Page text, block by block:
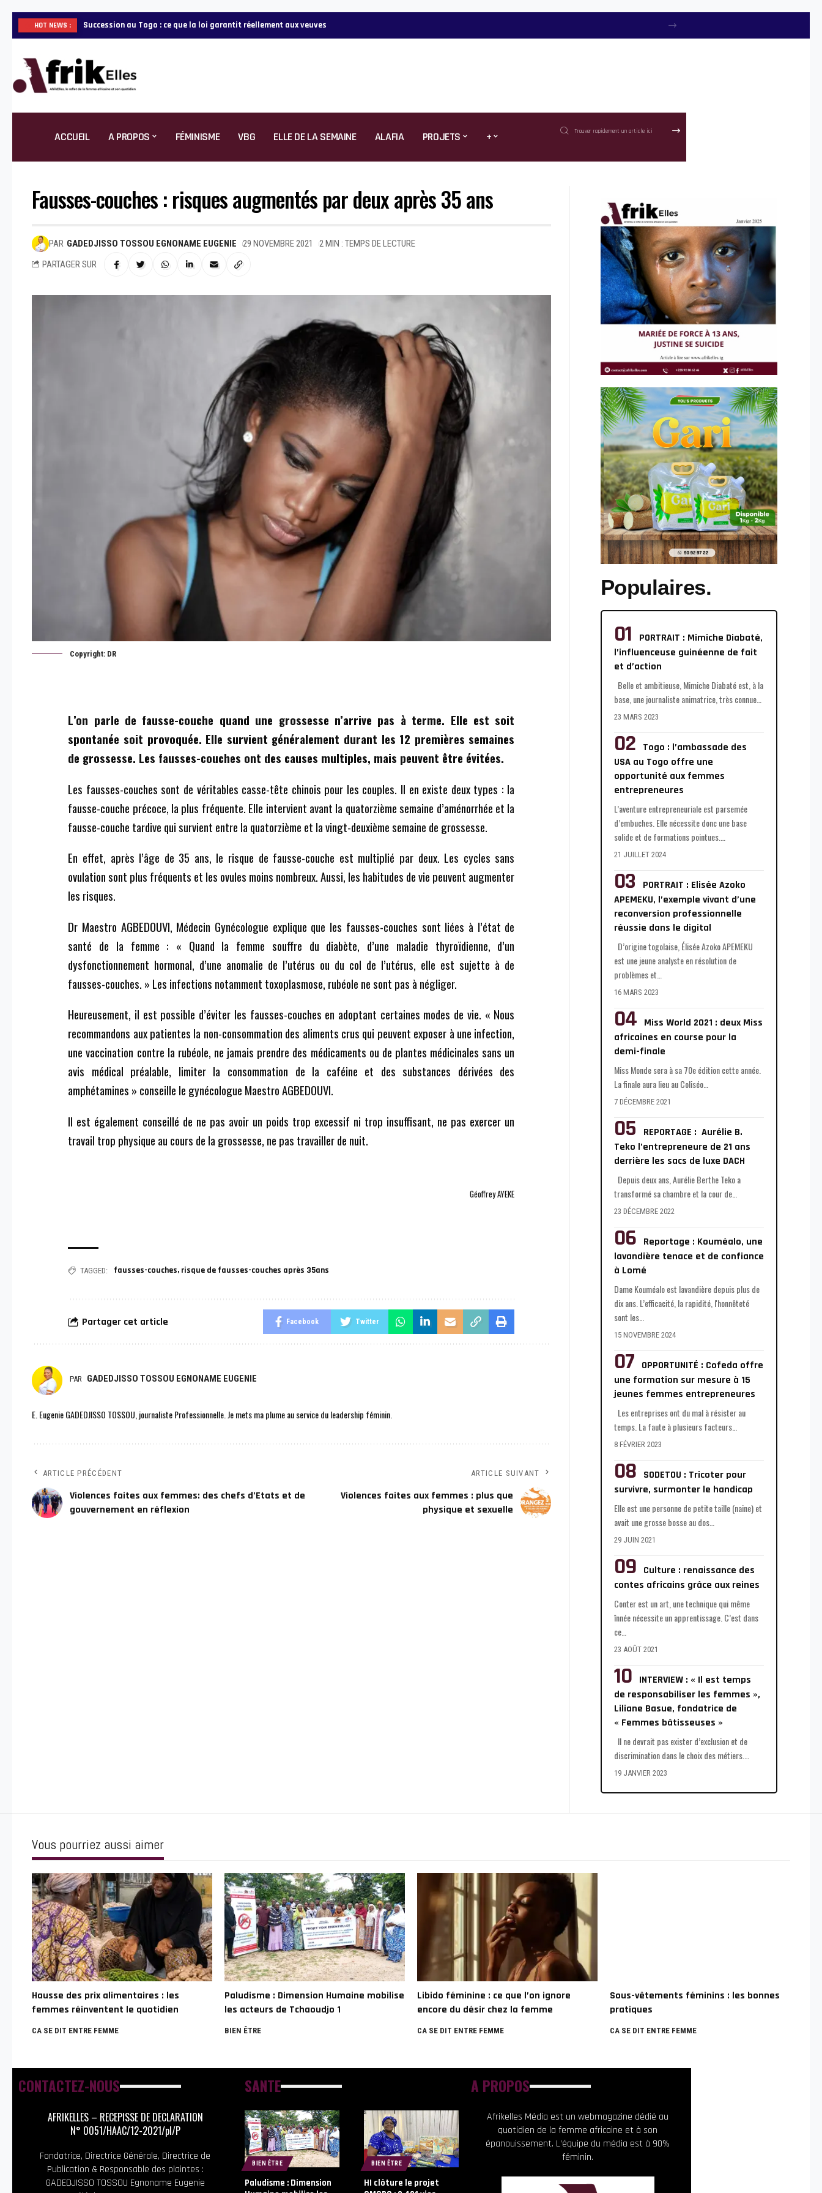
HOT NEWS : Mobilengue Waldja : sentinelle du patrimoine culturel togolais
ACCUEIL A PROPOS FÉMINISME VBG ELLE DE LA SEMAINE ALAFIA PROJETS +
Fausses-couches : risques augmentés par deux après 35 ans
PAR GADEDJISSO TOSSOU EGNONAME EUGENIE 29 NOVEMBRE 2021
2 MIN : TEMPS DE LECTURE
PARTAGER SUR
Copyright: DR
L’on parle de fausse-couche quand une grossesse n’arrive pas à terme. Elle est soit
spontanée soit provoquée. Elle survient généralement durant les 12 premières semaines
de grossesse. Les fausses-couches ont des causes multiples, mais peuvent être évitées.
Les fausses-couches sont de véritables casse-tête chinois pour les couples. Il en existe deux types : la
fausse-couche précoce, la plus fréquente. Elle intervient avant la quatorzième semaine d’aménorrhée et la
fausse-couche tardive qui survient entre la quatorzième et la vingt-deuxième semaine de grossesse.
En effet, après l’âge de 35 ans, le risque de fausse-couche est multiplié par deux. Les cycles sans
ovulation sont plus fréquents et les ovules moins nombreux. Aussi, les habitudes de vie peuvent augmenter
les risques.
Dr Maestro AGBEDOUVI, Médecin Gynécologue explique que les fausses-couches sont liées à l’état de
santé de la femme : « Quand la femme souffre du diabète, d’une maladie thyroïdienne, d’un
dysfonctionnement hormonal, d’une anomalie de l’utérus ou du col de l’utérus, elle est sujette à de
fausses-couches. » Les infections notamment toxoplasmose, rubéole ne sont pas à négliger.
Heureusement, il est possible d’éviter les fausses-couches en adoptant certaines modes de vie. « Nous
recommandons aux patientes la non-consommation des aliments crus qui peuvent exposer à une infection,
une vaccination contre la rubéole, ne jamais prendre des médicaments ou de plantes médicinales sans un
avis médical préalable, limiter la consommation de la caféine et des substances dérivées des
amphétamines » conseille le gynécologue Maestro AGBEDOUVI.
Il est également conseillé de ne pas avoir un poids trop excessif ni trop insuffisant, ne pas exercer un
travail trop physique au cours de la grossesse, ne pas travailler de nuit.
Géoffrey AYEKE
TAGGED: fausses-couches, risque de fausses-couches après 35ans
Partager cet article Facebook Twitter
PAR GADEDJISSO TOSSOU EGNONAME EUGENIE
E. Eugenie GADEDJISSO TOSSOU, journaliste Professionnelle. Je mets ma plume au service du leadership féminin.
ARTICLE PRÉCÉDENT
Violences faites aux femmes: des chefs d’Etats et de
gouvernement en réflexion
ARTICLE SUIVANT
Violences faites aux femmes : plus que
physique et sexuelle
Populaires.
PORTRAIT : Mimiche Diabaté,
l’influenceuse guinéenne de fait
et d’action
Belle et ambitieuse, Mimiche Diabaté est, à la
base, une journaliste animatrice, très connue…
23 MARS 2023
Togo : l’ambassade des
USA au Togo offre une
opportunité aux femmes
entrepreneures
L’aventure entrepreneuriale est parsemée
d’embuches. Elle nécessite donc une base
solide et de formations pointues.
21 JUILLET 2024
PORTRAIT : Elisée Azoko
APEMEKU, l’exemple vivant d’une
reconversion professionnelle
réussie dans le digital
D’origine togolaise, Élisée Azoko APEMEKU
est une jeune analyste en résolution de
problèmes et
16 MARS 2023
Miss World 2021 : deux Miss
africaines en course pour la
demi-finale
Miss Monde sera à sa 70e édition cette année.
La finale aura lieu au Coliséo…
7 DÉCEMBRE 2021
REPORTAGE : Aurélie B.
Teko l’entrepreneure de 21 ans
derrière les sacs de luxe DACH
Depuis deux ans, Aurélie Berthe Teko a
transformé sa chambre et la cour de…
23 DÉCEMBRE 2022
Reportage : Kouméalo, une
lavandière tenace et de confiance
à Lomé
Dame Kouméalo est lavandière depuis plus de
dix ans. L’efficacité, la rapidité, l'honnêteté
sont les…
15 NOVEMBRE 2024
OPPORTUNITÉ : Cofeda offre
une formation sur mesure à 15
jeunes femmes entrepreneures
Les entreprises ont du mal à résister au
temps. La faute à plusieurs facteurs…
8 FÉVRIER 2023
SODETOU : Tricoter pour
survivre, surmonter le handicap
Elle est une personne de petite taille (naine) et
avait une grosse bosse au dos…
29 JUIN 2021
Culture : renaissance des
contes africains grâce aux reines
Conter est un art, une technique qui même
înnée nécessite un apprentissage. C’est dans
ce…
23 AOÛT 2021
INTERVIEW : « Il est temps
de responsabiliser les femmes »,
Liliane Basue, fondatrice de
« Femmes bâtisseuses »
Il ne devrait pas exister d’exclusion et de
discrimination dans le choix des métiers.
19 JANVIER 2023
Vous pourriez aussi aimer
Hausse des prix alimentaires : les
femmes réinventent le quotidien
CA SE DIT ENTRE FEMME
Paludisme : Dimension Humaine mobilise
les acteurs de Tchaoudjo 1
BIEN ÊTRE
Libido féminine : ce que l’on ignore
encore du désir chez la femme
CA SE DIT ENTRE FEMME
Sous-vêtements féminins : les bonnes
pratiques
CA SE DIT ENTRE FEMME
CONTACTEZ-NOUS
AFRIKELLES – RECEPISSE DE DECLARATION
N° 0051/HAAC/12-2021/pl/P
Fondatrice, Directrice Générale, Directrice de
Publication & Responsable des plaintes :
GADEDJISSO TOSSOU Egnoname Eugenie
SANTE
BIEN ÊTRE
Paludisme : Dimension
BIEN ÊTRE
HI clôture le projet
A PROPOS
Afrikelles Média est un webmagazine dédié au
quotidien de la femme africaine et à son
épanouissement. L’équipe du média est à 90%
féminin.